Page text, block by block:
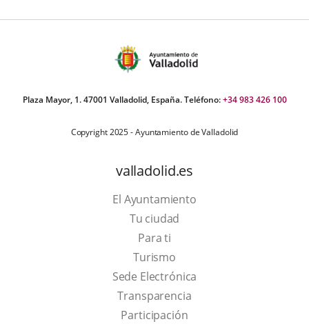
Plaza Mayor, 1. 47001 Valladolid, España. Teléfono:+34 983 426 100
Copyright 2025 - Ayuntamiento de Valladolid
valladolid.es
El Ayuntamiento
Tu ciudad
Para ti
TurismoThis
link
will
open
Sede Electrónica
Transparencia
Participación